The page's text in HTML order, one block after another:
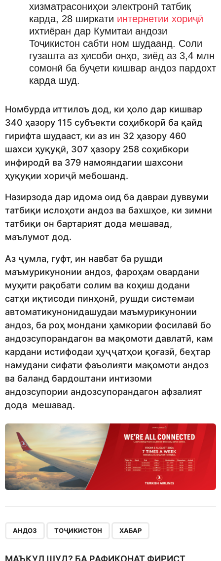
хизматрасониҳои электронӣ татбиқ
карда, 28 ширкати интернетии хориҷӣ
ихтиёран дар Кумитаи андози
Тоҷикистон сабти ном шудаанд. Соли
гузашта аз ҳисоби онҳо, зиёд аз 3,4 млн
сомонӣ ба буҷети кишвар андоз пардохт
карда шуд.
Номбурда иттилоъ дод, ки ҳоло дар кишвар
340 ҳазору 115 субъекти соҳибкорӣ ба қайд
гирифта шудааст, ки аз ин 32 ҳазору 460
шахси ҳуқуқӣ, 307 ҳазору 258 соҳибкори
инфиродӣ ва 379 намояндагии шахсони
ҳуқуқии хориҷӣ мебошанд.
Назирзода дар идома оид ба давраи дуввуми
татбиқи ислоҳоти андоз ва бахшҳое, ки зимни
татбиқи он бартарият дода мешавад,
маълумот дод.
Аз ҷумла, гуфт, ин навбат ба рушди
маъмурикунонии андоз, фароҳам овардани
муҳити рақобати солим ва коҳиш додани
сатҳи иқтисоди пинҳонӣ, рушди системаи
автоматикунонидашудаи маъмурикунонии
андоз, ба роҳ мондани ҳамкории фосилавӣ бо
андозсупорандагон ва мақомоти давлатӣ, кам
кардани истифодаи ҳуҷҷатҳои қоғазӣ, беҳтар
намудани сифати фаъолияти мақомоти андоз
ва баланд бардоштани интизоми
андозсупории андозсупорандагон афзалият
дода мешавад.
АНДОЗ ТОҶИКИСТОН ХАБАР